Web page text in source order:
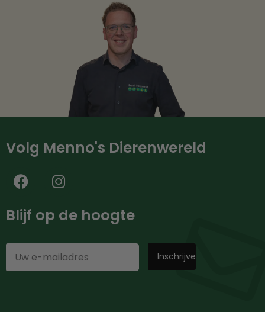
Volg Menno's Dierenwereld
Blijf op de hoogte